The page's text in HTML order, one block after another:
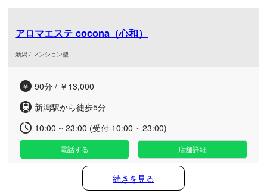
アロマエステ cocona（心和）
新潟 / マンション型
90分 / ￥13,000
新潟駅から徒歩5分
10:00 ~ 23:00 (受付 10:00 ~ 23:00)
電話する 店舗詳細
続きを見る